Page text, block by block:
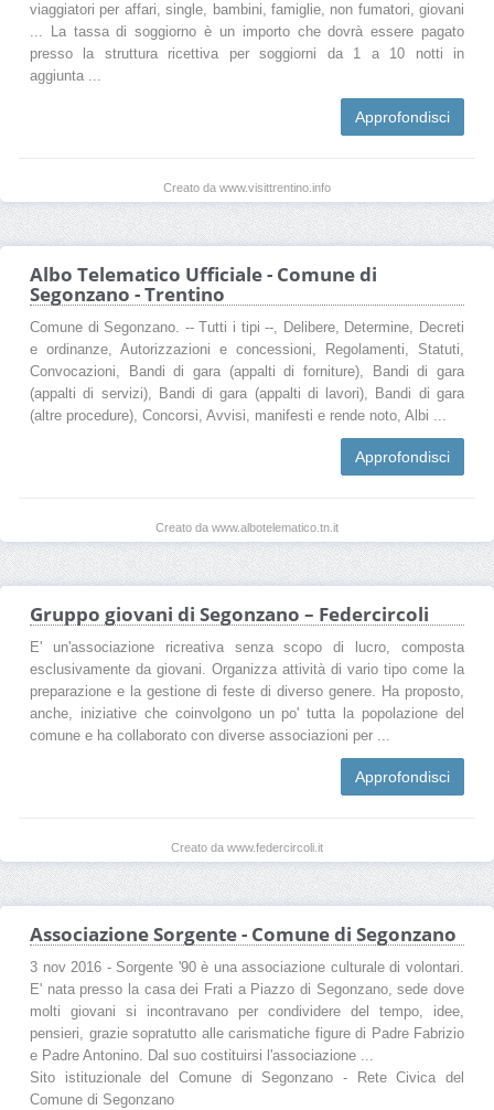
viaggiatori per affari, single, bambini, famiglie, non fumatori, giovani
... La tassa di soggiorno è un importo che dovrà essere pagato
presso la struttura ricettiva per soggiorni da 1 a 10 notti in
aggiunta ...
Approfondisci
Creato da www.visittrentino.info
Albo Telematico Ufficiale - Comune di
Segonzano - Trentino
Comune di Segonzano. -- Tutti i tipi --, Delibere, Determine, Decreti
e ordinanze, Autorizzazioni e concessioni, Regolamenti, Statuti,
Convocazioni, Bandi di gara (appalti di forniture), Bandi di gara
(appalti di servizi), Bandi di gara (appalti di lavori), Bandi di gara
(altre procedure), Concorsi, Avvisi, manifesti e rende noto, Albi ...
Approfondisci
Creato da www.albotelematico.tn.it
Gruppo giovani di Segonzano – Federcircoli
E' un'associazione ricreativa senza scopo di lucro, composta
esclusivamente da giovani. Organizza attività di vario tipo come la
preparazione e la gestione di feste di diverso genere. Ha proposto,
anche, iniziative che coinvolgono un po' tutta la popolazione del
comune e ha collaborato con diverse associazioni per ...
Approfondisci
Creato da www.federcircoli.it
Associazione Sorgente - Comune di Segonzano
3 nov 2016 - Sorgente '90 è una associazione culturale di volontari.
E' nata presso la casa dei Frati a Piazzo di Segonzano, sede dove
molti giovani si incontravano per condividere del tempo, idee,
pensieri, grazie sopratutto alle carismatiche figure di Padre Fabrizio
e Padre Antonino. Dal suo costituirsi l'associazione ...
Sito istituzionale del Comune di Segonzano - Rete Civica del
Comune di Segonzano